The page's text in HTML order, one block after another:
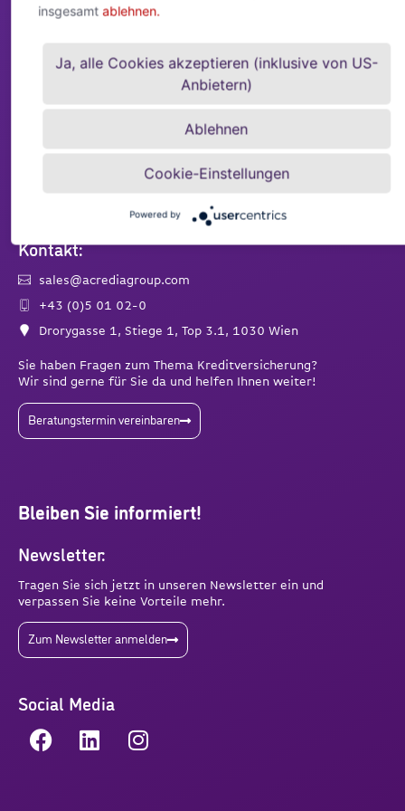
Kontakt:
+43 5 01 02 – 5555
Drorygasse 1, Stiege 1, Top 3.1, 1030 Wien
Beratungstermin vereinbaren
Kontakt:
sales@acrediagroup.com
+43 (0)5 01 02-0
Drorygasse 1, Stiege 1, Top 3.1, 1030 Wien
Sie haben Fragen zum Thema Kreditversicherung?
Wir sind gerne für Sie da und helfen Ihnen weiter!
Beratungstermin vereinbaren
Bleiben Sie informiert!
Newsletter:
Tragen Sie sich jetzt in unseren Newsletter ein und
verpassen Sie keine Vorteile mehr.
Zum Newsletter anmelden
Social Media
insgesamt ablehnen.
Ja, alle Cookies akzeptieren (inklusive von US-
Anbietern)
Ablehnen
Cookie-Einstellungen
Powered by